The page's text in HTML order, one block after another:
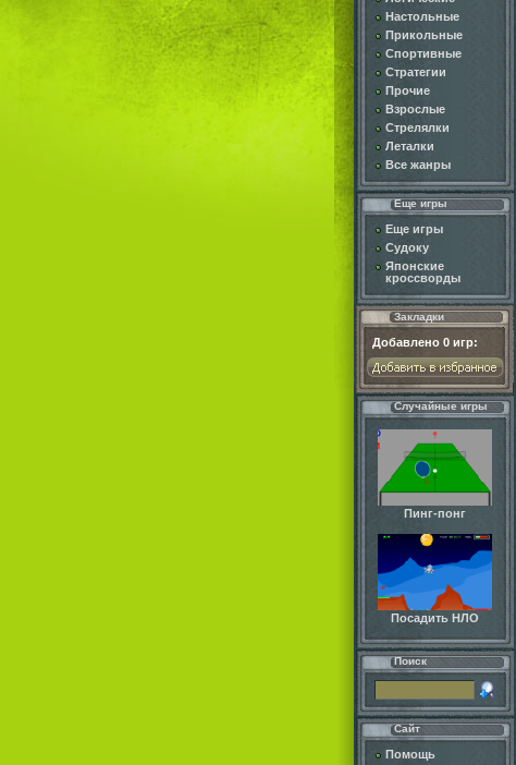
Настольные
Прикольные
Спортивные
Стратегии
Прочие
Взрослые
Стрелялки
Леталки
Все жанры
Еще игры
Еще игры
Судоку
Японские
кроссворды
Закладки
Добавлено 0 игр:
Случайные игры
Пинг-понг
Посадить НЛО
Поиск
Сайт
Помощь